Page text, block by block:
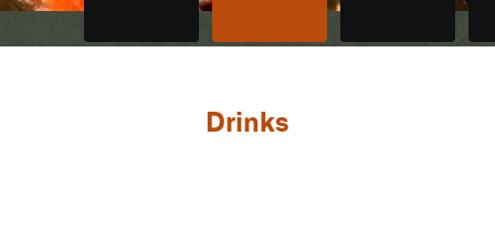
Drinks